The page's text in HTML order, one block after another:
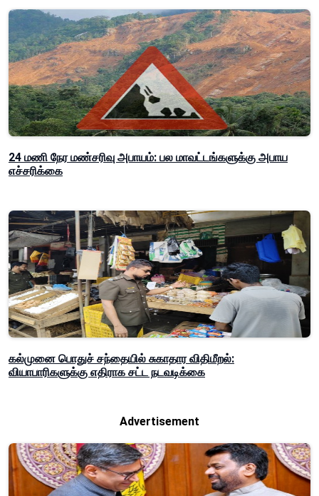
24 மணி நேர மண்சரிவு அபாயம்: பல மாவட்டங்களுக்கு அபாய
எச்சரிக்கை
கல்முனை பொதுச் சந்தையில் சுகாதார விதிமீறல்:
வியாபாரிகளுக்கு எதிராக சட்ட நடவடிக்கை
Advertisement